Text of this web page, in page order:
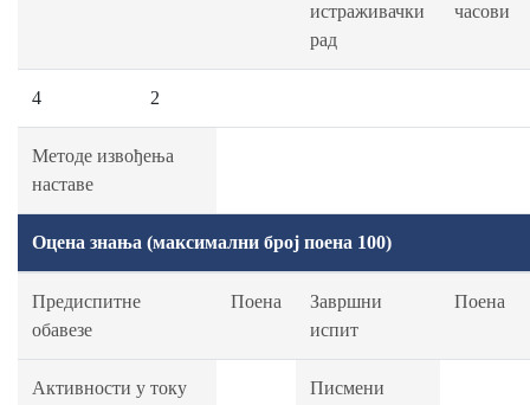
истраживачки
рад
часови
4 2
Методе извођења
наставе
Оцена знања (максимални број поена 100)
Предиспитне
обавезе
Поена
Завршни
испит
Поена
Активности у току
Писмени